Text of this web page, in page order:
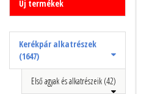
Új termékek
Kerékpár alkatrészek
(1647)
Első agyak és alkatrészeik (42)